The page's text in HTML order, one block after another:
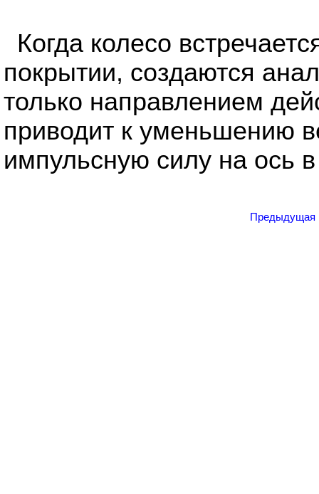
Когда колесо
покрытии, создаются
только направлением
приводит к уменьшению
импульсную силу на ось
Предыдущая